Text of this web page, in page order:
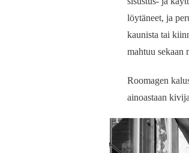
löytäneet, ja
kaunista tai
mahtuu sekaan
Roomagen
ainoastaan